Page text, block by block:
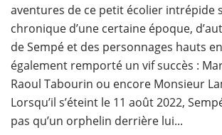
aventures de ce petit écolier intrépide
chronique d’une certaine époque,
de Sempé et des personnages hauts
également remporté un vif succès :
Raoul Tabourin ou encore Monsieur
Lorsqu’il s’éteint le 11 août 2022,
pas qu’un orphelin derrière lui...